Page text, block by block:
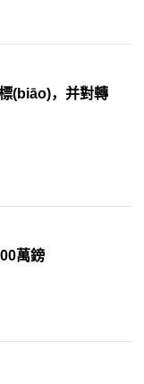
(biāo)，并對轉
萬鎊